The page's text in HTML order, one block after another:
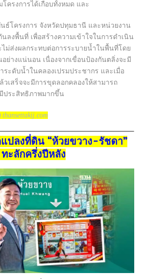
โครงการได้เกือบทั้งหมด และ
ธ์โครงการ จังหวัดปทุมธานี และหน่วยงาน
นลงพื้นที่ เพื่อสร้างความเข้าใจในการดำเนิน
ไม่ส่งผลกระทบต่อการระบายน้ำในพื้นที่โดย
ย่างแน่นอน เนื่องจากเขื่อนป้องกันตลิ่งจะมี
ระดับน้ำในคลองเปรมประชากร และเมื่อ
วเสร็จจะมีการขุดลอกคลองให้สามารถ
ประสิทธิภาพมากขึ้น
ปลงที่ดิน “ห้วยขวาง-รัชดา”
ะลักครึ่งปีหลัง